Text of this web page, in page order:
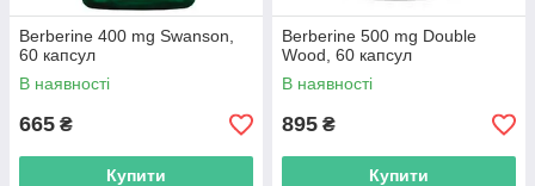
Berberine 400 mg Swanson,
60 капсул
В наявності
665 ₴
Купити
Berberine 500 mg Double
Wood, 60 капсул
В наявності
895 ₴
Купити